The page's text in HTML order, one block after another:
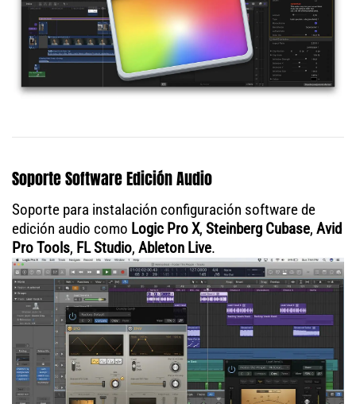
Soporte Software Edición Audio
Soporte para instalación configuración software de
edición audio como Logic Pro X, Steinberg Cubase, Avid
Pro Tools, FL Studio, Ableton Live.